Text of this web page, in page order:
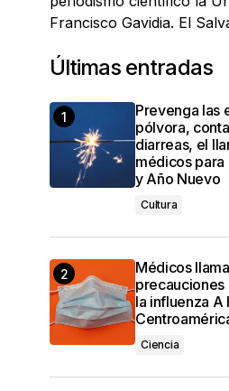
Francisco Gavidia. El
Últimas entradas
Prevenga las
pólvora,
diarreas, el
médicos para
y Año Nuevo
Cultura
Médicos
precauciones
la influenza A
Ciencia